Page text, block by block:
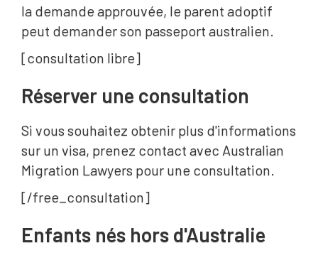
la demande approuvée, le parent adoptif
peut demander son passeport australien.
[consultation libre]
Réserver une consultation‍
Si vous souhaitez obtenir plus d'informations
sur un visa, prenez contact avec Australian
Migration Lawyers pour une consultation.
[/free_consultation]
Enfants nés hors d'Australie